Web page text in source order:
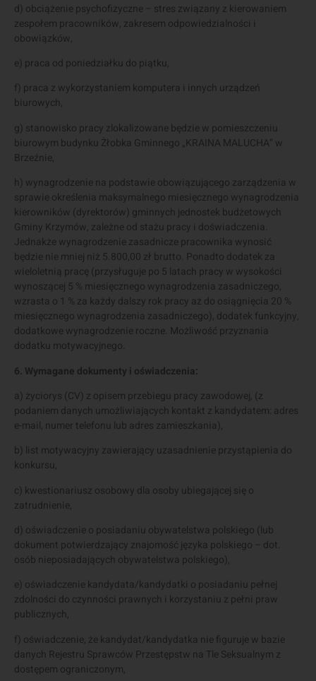
d) obciążenie psychofizyczne – stres związany z kierowaniem
zespołem pracowników, zakresem odpowiedzialności i
obowiązków,
e) praca od poniedziałku do piątku,
f) praca z wykorzystaniem komputera i innych urządzeń
biurowych,
g) stanowisko pracy zlokalizowane będzie w pomieszczeniu
biurowym budynku Żłobka Gminnego „KRAINA MALUCHA” w
Brzeźnie,
h) wynagrodzenie na podstawie obowiązującego zarządzenia w
sprawie określenia maksymalnego miesięcznego wynagrodzenia
kierowników (dyrektorów) gminnych jednostek budżetowych
Gminy Krzymów, zależne od stażu pracy i doświadczenia.
Jednakże wynagrodzenie zasadnicze pracownika wynosić
będzie nie mniej niż 5.800,00 zł brutto. Ponadto dodatek za
wieloletnią pracę (przysługuje po 5 latach pracy w wysokości
wynoszącej 5 % miesięcznego wynagrodzenia zasadniczego,
wzrasta o 1 % za każdy dalszy rok pracy aż do osiągnięcia 20 %
miesięcznego wynagrodzenia zasadniczego), dodatek funkcyjny,
dodatkowe wynagrodzenie roczne. Możliwość przyznania
dodatku motywacyjnego.
6. Wymagane dokumenty i oświadczenia:
a) życiorys (CV) z opisem przebiegu pracy zawodowej, (z
podaniem danych umożliwiających kontakt z kandydatem: adres
e-mail, numer telefonu lub adres zamieszkania),
b) list motywacyjny zawierający uzasadnienie przystąpienia do
konkursu,
c) kwestionariusz osobowy dla osoby ubiegającej się o
zatrudnienie,
d) oświadczenie o posiadaniu obywatelstwa polskiego (lub
dokument potwierdzający znajomość języka polskiego – dot.
osób nieposiadających obywatelstwa polskiego),
e) oświadczenie kandydata/kandydatki o posiadaniu pełnej
zdolności do czynności prawnych i korzystaniu z pełni praw
publicznych,
f) oświadczenie, że kandydat/kandydatka nie figuruje w bazie
danych Rejestru Sprawców Przestępstw na Tle Seksualnym z
dostępem ograniczonym,